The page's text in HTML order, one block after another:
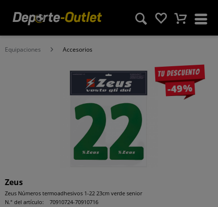
Equipaciones Accesorios
Tu descuento
-49%
Zeus
Zeus Números termoadhesivos 1-22 23cm verde senior
N.° del artículo:
70910724-70910716